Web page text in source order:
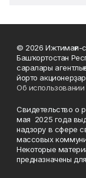
© 2026 Ижтимағи-
Башҡортостан
саралары
йорто акционерҙар
Об
Свидетельство о
мая 2025 года
надзору в сфере
массовых
Некоторые
предназначены